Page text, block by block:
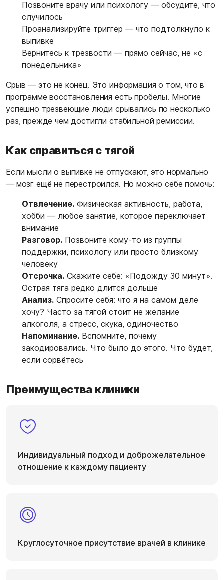
Позвоните врачу или психологу — обсудите, что
случилось
Проанализируйте триггер — что подтолкнуло к
выпивке
Вернитесь к трезвости — прямо сейчас, не «с
понедельника»
Срыв — это не конец. Это информация о том, что в
программе восстановления есть пробелы. Многие
успешно трезвеющие люди срывались по несколько
раз, прежде чем достигли стабильной ремиссии.
Как справиться с тягой
Если мысли о выпивке не отпускают, это нормально
— мозг ещё не перестроился. Но можно себе помочь:
Отвлечение. Физическая активность, работа,
хобби — любое занятие, которое переключает
внимание
Разговор. Позвоните кому-то из группы
поддержки, психологу или просто близкому
человеку
Отсрочка. Скажите себе: «Подожду 30 минут».
Острая тяга редко длится дольше
Анализ. Спросите себя: что я на самом деле
хочу? Часто за тягой стоит не желание
алкоголя, а стресс, скука, одиночество
Напоминание. Вспомните, почему
закодировались. Что было до этого. Что будет,
если сорвётесь
Преимущества клиники
Индивидуальный подход и доброжелательное
отношение к каждому пациенту
Круглосуточное присутствие врачей в клинике